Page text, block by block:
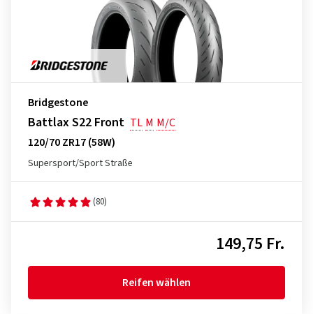
Bridgestone
Battlax S22 Front TL M M/C
120/70 ZR17 (58W)
Supersport/Sport Straße
(80)
149,75 Fr.
Reifen wählen